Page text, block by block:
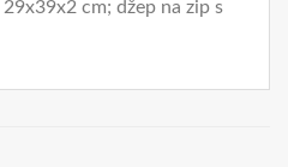
cm; džep na zip s